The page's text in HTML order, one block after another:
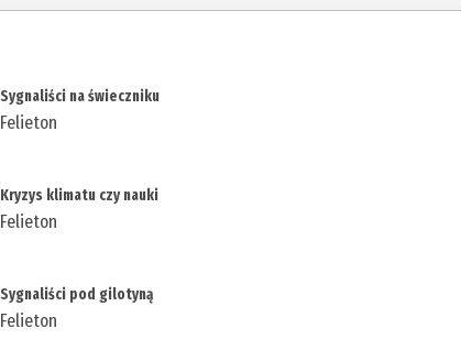
Sygnaliści na świeczniku
Felieton
Kryzys klimatu czy nauki
Felieton
Sygnaliści pod gilotyną
Felieton